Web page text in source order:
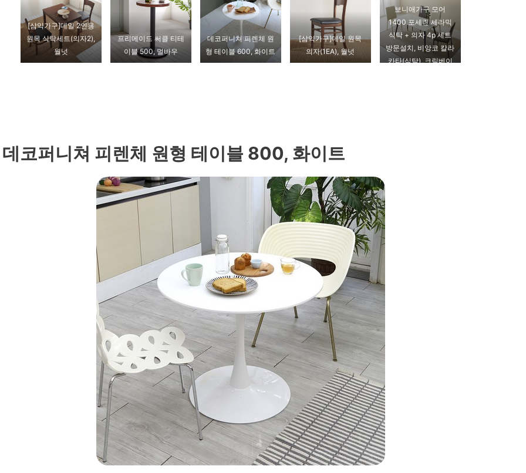
[삼익가구]데일 2인용
원목 식탁세트(의자2),
월넛
프리메이드 써클 티테
이블 500, 멀바우
데코퍼니쳐 피렌체 원
형 테이블 600, 화이트
[삼익가구]데일 원목
의자(1EA), 월넛
보니애가구 모어
1400 포세린 세라믹
식탁 + 의자 4p 세트
방문설치, 비앙코 칼라
카타(식탁), 크림베이
데코퍼니쳐 피렌체 원형 테이블 800, 화이트